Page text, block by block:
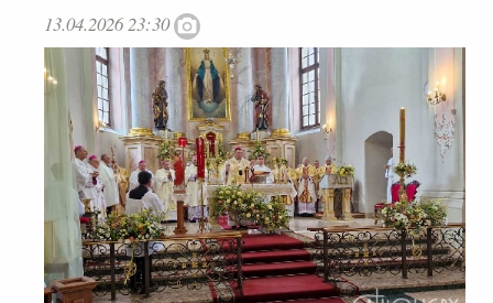
13.04.2026 23:30